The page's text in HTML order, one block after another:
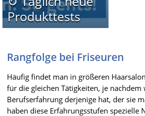
Produkttests
Rangfolge bei Friseuren
Häufig findet man in größeren
für die gleichen Tätigkeiten, je nachdem
Berufserfahrung derjenige hat, der sie
haben diese Erfahrungsstufen spezielle